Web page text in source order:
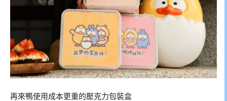
再來鴨使用成本更重的壓克力包裝盒